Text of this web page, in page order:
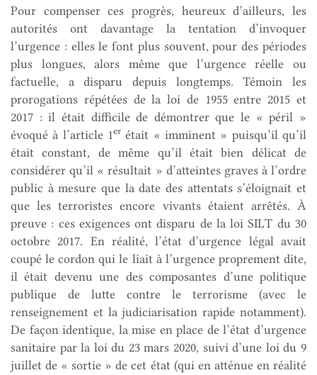
Pour compenser ces progrès, heureux d’ailleurs, les
autorités ont davantage la tentation d’invoquer
l’urgence : elles le font plus souvent, pour des périodes
plus longues, alors même que l’urgence réelle ou
factuelle, a disparu depuis longtemps. Témoin les
prorogations répétées de la loi de 1955 entre 2015 et
2017 : il était difficile de démontrer que le « péril »
évoqué à l’article 1er était « imminent » puisqu’il qu’il
était constant, de même qu’il était bien délicat de
considérer qu’il « résultait » d’atteintes graves à l’ordre
public à mesure que la date des attentats s’éloignait et
que les terroristes encore vivants étaient arrêtés. À
preuve : ces exigences ont disparu de la loi SILT du 30
octobre 2017. En réalité, l’état d’urgence légal avait
coupé le cordon qui le liait à l’urgence proprement dite,
il était devenu une des composantes d’une politique
publique de lutte contre le terrorisme (avec le
renseignement et la judiciarisation rapide notamment).
De façon identique, la mise en place de l’état d’urgence
sanitaire par la loi du 23 mars 2020, suivi d’une loi du 9
juillet de « sortie » de cet état (qui en atténue en réalité